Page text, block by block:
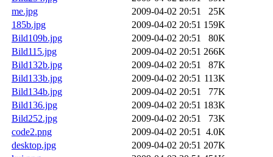
me.jpg
2009-04-02 20:51
25K
185b.jpg
2009-04-02 20:51 159K
Bild109b.jpg
2009-04-02 20:51
80K
Bild115.jpg
2009-04-02 20:51 266K
Bild132b.jpg
2009-04-02 20:51
87K
Bild133b.jpg
2009-04-02 20:51 113K
Bild134b.jpg
2009-04-02 20:51
77K
Bild136.jpg
2009-04-02 20:51 183K
Bild252.jpg
2009-04-02 20:51
73K
code2.png
2009-04-02 20:51
4.0K
desktop.jpg
2009-04-02 20:51 207K